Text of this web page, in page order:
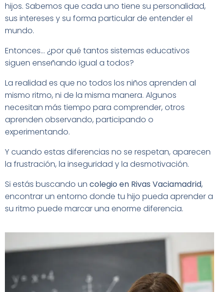
hijos. Sabemos que cada uno tiene su personalidad,
sus intereses y su forma particular de entender el
mundo.
Entonces… ¿por qué tantos sistemas educativos
siguen enseñando igual a todos?
La realidad es que no todos los niños aprenden al
mismo ritmo, ni de la misma manera. Algunos
necesitan más tiempo para comprender, otros
aprenden observando, participando o
experimentando.
Y cuando estas diferencias no se respetan, aparecen
la frustración, la inseguridad y la desmotivación.
Si estás buscando un colegio en Rivas Vaciamadrid,
encontrar un entorno donde tu hijo pueda aprender a
su ritmo puede marcar una enorme diferencia.